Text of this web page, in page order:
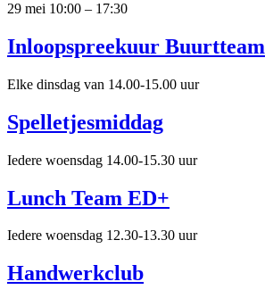
29 mei 10:00 – 17:30
Inloopspreekuur Buurtteam
Elke dinsdag van 14.00-15.00 uur
Spelletjesmiddag
Iedere woensdag 14.00-15.30 uur
Lunch Team ED+
Iedere woensdag 12.30-13.30 uur
Handwerkclub